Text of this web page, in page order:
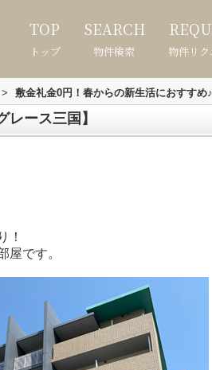
TOP
トップ
SEARCH
物件検索 物件リク
> 敷金礼金0円！春からの新生活におすすめ
ース三国】
！
屋です。